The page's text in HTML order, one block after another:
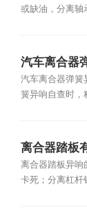
或缺油，分离轴
汽车离合器
汽车离合器弹簧
簧异响自查时，
离合器踏板
离合器踏板异响
卡死；分离杠杆